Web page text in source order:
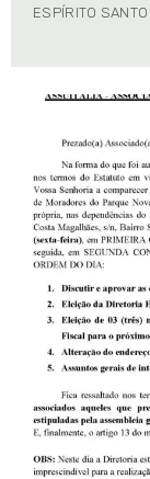
ESPÍRITO